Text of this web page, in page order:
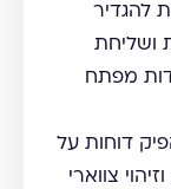
להגדיר
ושליחת
מפתח
דוחות על
צווארי